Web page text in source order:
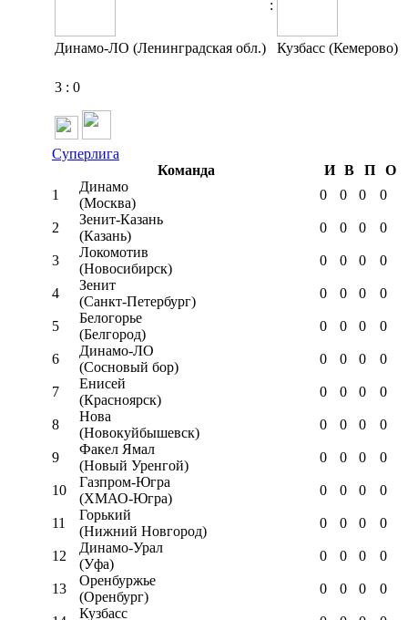
:
Динамо-ЛО (Ленинградская обл.) Кузбасс (Кемерово)
3 : 0
Суперлига
Команда
И В П
О
1
Динамо
(Москва)
0 0 0 0
2
Зенит-Казань
(Казань)
0 0 0 0
3
Локомотив
(Новосибирск)
0 0 0 0
4
Зенит
(Санкт-Петербург)
0 0 0 0
5
Белогорье
(Белгород)
0 0 0 0
6
Динамо-ЛО
(Сосновый бор)
0 0 0 0
7
Енисей
(Красноярск)
0 0 0 0
8
Нова
(Новокуйбышевск)
0 0 0 0
9
Факел Ямал
(Новый Уренгой)
0 0 0 0
10
Газпром-Югра
(ХМАО-Югра)
0 0 0 0
11
Горький
(Нижний Новгород)
0 0 0 0
12
Динамо-Урал
(Уфа)
0 0 0 0
13
Оренбуржье
(Оренбург)
0 0 0 0
Кузбасс